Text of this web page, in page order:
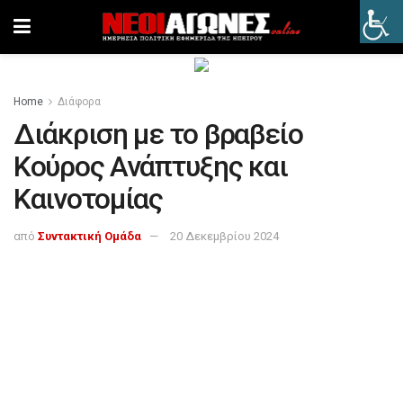
Home Διάφορα
Διάκριση με το βραβείο
Κούρος Ανάπτυξης και
Καινοτομίας
από Συντακτική Ομάδα 20 Δεκεμβρίου 2024